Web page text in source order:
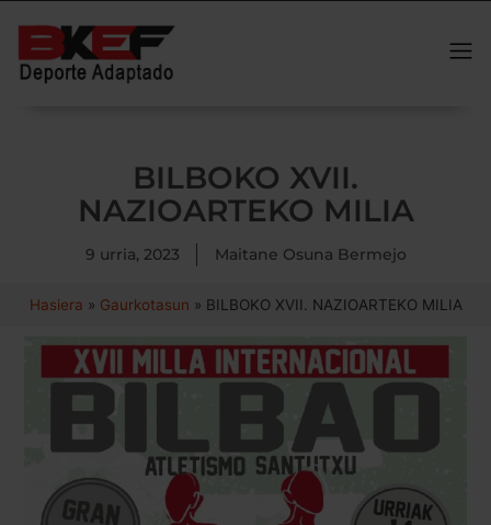
BILBOKO XVII.
NAZIOARTEKO MILIA
9 urria, 2023 Maitane Osuna Bermejo
Hasiera » Gaurkotasun » BILBOKO XVII. NAZIOARTEKO MILIA